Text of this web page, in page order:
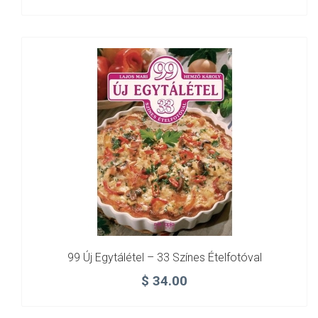
99 Új Egytálétel – 33 Színes Ételfotóval
$ 34.00